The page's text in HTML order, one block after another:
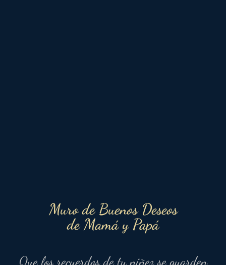
Muro de Buenos Deseos
de Mamá y Papá
Que los recuerdos de tu niñez se guarden